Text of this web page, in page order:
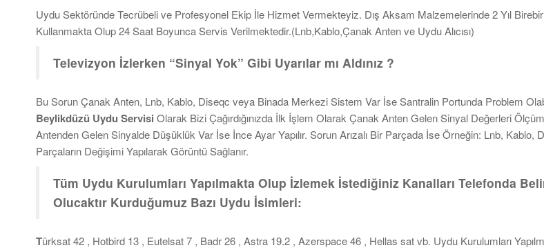
Uydu Sektöründe Tecrübeli ve Profesyonel Ekip İle Hizmet Vermekteyiz. Dış Aksam Malzemelerinde 2 Yıl
Kullanmakta Olup 24 Saat Boyunca Servis Verilmektedir.(Lnb,Kablo,Çanak Anten ve Uydu Alıcısı)
Televizyon İzlerken “Sinyal Yok” Gibi Uyarılar mı Aldınız ?
Bu Sorun Çanak Anten, Lnb, Kablo, Diseqc veya Binada Merkezi Sistem Var İse Santralin Portunda Problem
Beylikdüzü Uydu Servisi Olarak Bizi Çağırdığınızda İlk İşlem Olarak Çanak Anten Gelen Sinyal Değerleri
Antenden Gelen Sinyalde Düşüklük Var İse İnce Ayar Yapılır. Sorun Arızalı Bir Parçada İse Örneğin: Lnb, Kablo,
Parçaların Değişimi Yapılarak Görüntü Sağlanır.
Tüm Uydu Kurulumları Yapılmakta Olup İzlemek İstediğiniz Kanalları Telefonda
Olucaktır Kurduğumuz Bazı Uydu İsimleri:
Türksat 42 , Hotbird 13 , Eutelsat 7 , Badr 26 , Astra 19.2 , Azerspace 46 , Hellas sat vb. Uydu Kurulumları